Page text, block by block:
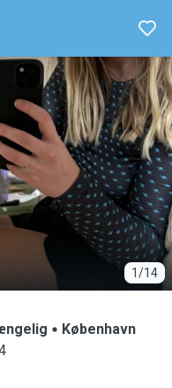
1/14
København